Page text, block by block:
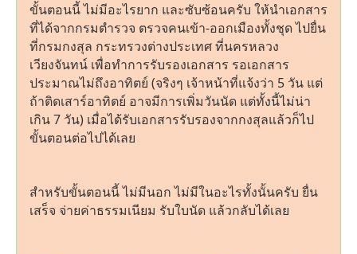
ขั้นตอนนี้ ไม่มีอะไรยาก และซับซ้อนครับ ให้นำเอกสาร
ที่ได้จากกรมตำรวจ ตรวจคนเข้า-ออกเมืองทั้งชุด ไปยื่น
ที่กรมกงสุล กระทรวงต่างประเทศ ที่นครหลวง
เวียงจันทน์ เพื่อทำการรับรองเอกสาร รอเอกสาร
ประมาณไม่ถึงอาทิตย์ (จริงๆ เจ้าหน้าที่แจ้งว่า 5 วัน แต่
ถ้าติดเสาร์อาทิตย์ อาจมีการเพิ่มวันนัด แต่ทั้งนี้ไม่น่า
เกิน 7 วัน) เมื่อได้รับเอกสารรับรองจากกงสุลแล้วก็ไป
ขั้นตอนต่อไปได้เลย
สำหรับขั้นตอนนี้ ไม่มีนอก ไม่มีในอะไรทั้งนั้นครับ ยื่น
เสร็จ จ่ายค่าธรรมเนียม รับใบนัด แล้วกลับได้เลย